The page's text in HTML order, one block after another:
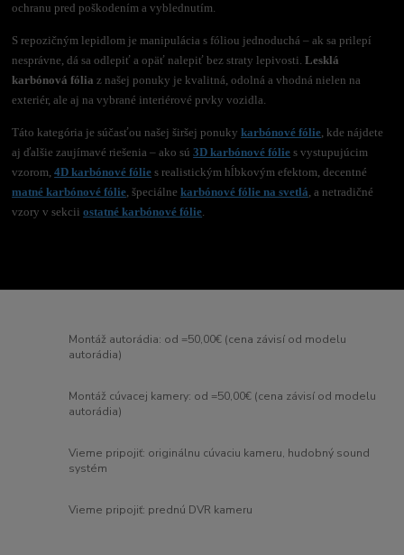
ochranu pred poškodením a vyblednutím.
S repozičným lepidlom je manipulácia s fóliou jednoduchá – ak sa prilepí
nesprávne, dá sa odlepiť a opäť nalepiť bez straty lepivosti.Lesklá
karbónová fólia z našej ponuky je kvalitná, odolná a vhodná nielen na
exteriér, ale aj na vybrané interiérové prvky vozidla.
Táto kategória je súčasťou našej širšej ponukykarbónové fólie , kde nájdete
aj ďalšie zaujímavé riešenia – ako sú3D karbónové fólie s vystupujúcim
vzorom,4D karbónové fólie s realistickým hĺbkovým efektom, decentné
matné karbónové fólie , špeciálnekarbónové fólie na svetlá , a netradičné
vzory v sekciiostatné karbónové fólie
Montáž autorádia: od =50,00€ (cena závisí od modelu
autorádia)
Montáž cúvacej kamery: od =50,00€ (cena závisí od modelu
autorádia)
Vieme pripojiť: originálnu cúvaciu kameru, hudobný sound
systém
Vieme pripojiť: prednú DVR kameru